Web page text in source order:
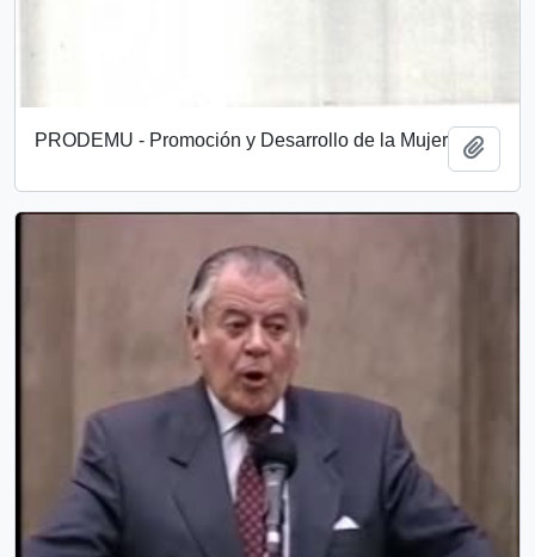
PRODEMU - Promoción y Desarrollo de la Mujer